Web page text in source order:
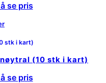
se pris
(10 stk i kart)
se pris